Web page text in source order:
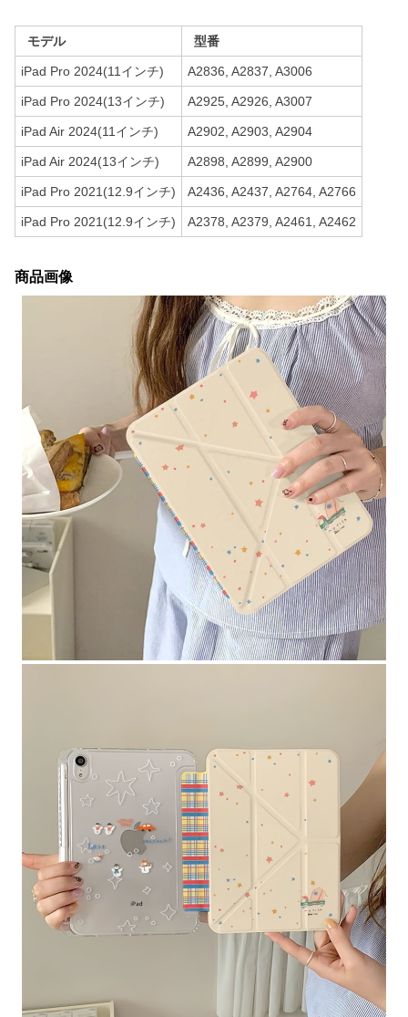
モデル 型番
iPad Pro 2024(11インチ) A2836, A2837, A3006
iPad Pro 2024(13インチ) A2925, A2926, A3007
iPad Air 2024(11インチ) A2902, A2903, A2904
iPad Air 2024(13インチ) A2898, A2899, A2900
iPad Pro 2021(12.9インチ) A2436, A2437, A2764, A2766
iPad Pro 2021(12.9インチ) A2378, A2379, A2461, A2462
商品画像